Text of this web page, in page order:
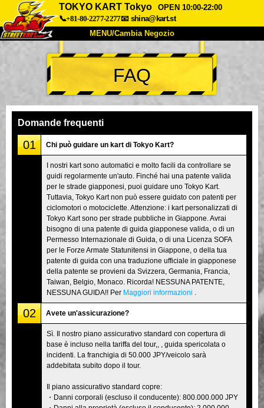
TOKYO KART Tokyo
OPEN 10:00-22:00
📞+81-80-2277-2277📧 shina@kart.st
MENU/Cambia Negozio
INIZIO
Chi Siamo Specifiche Prezzo
Recensioni
Azienda
Tokyo Shinagawa Tokyo Akihabara#1
Tokyo Akihabara#2 Tokyo Shibuya
Tokyo Shibuya Annex Tokyo Bay
Tokyo Asakusa Osaka
Okinawa
FAQ
Domande frequenti
01 Chi può guidare un kart di Tokyo Kart?
I nostri kart sono automatici e molto facili da controllare se
guidi regolarmente un'auto. Finché hai una patente valida
per le strade giapponesi, puoi guidare uno Tokyo Kart.
Tuttavia, Tokyo Kart non può essere guidato con patenti per
ciclomotori o motociclette. Attenzione: i kart personalizzati di
Tokyo Kart sono per strade pubbliche in Giappone. Avrai
bisogno di una patente di guida giapponese valida, o di un
Permesso Internazionale di Guida, o di una Licenza SOFA
per le Forze Armate Statunitensi in Giappone, o della tua
patente di guida con una traduzione ufficiale in giapponese
della patente se provieni da Svizzera, Germania, Francia,
Taiwan, Belgio, Monaco. Ricorda! NESSUNA PATENTE,
NESSUNA GUIDA!! Per Maggiori informazioni
02 Avete un'assicurazione?
Sì. Il nostro piano assicurativo standard con copertura di
base è incluso nella tariffa del tour,, , guida spericolata o
incidenti. La franchigia di 50.000 JPY/veicolo sarà
addebitata subito dopo il tour.
Il piano assicurativo standard copre:
・Danni corporali (escluso il conducente): 800.000.000 JPY